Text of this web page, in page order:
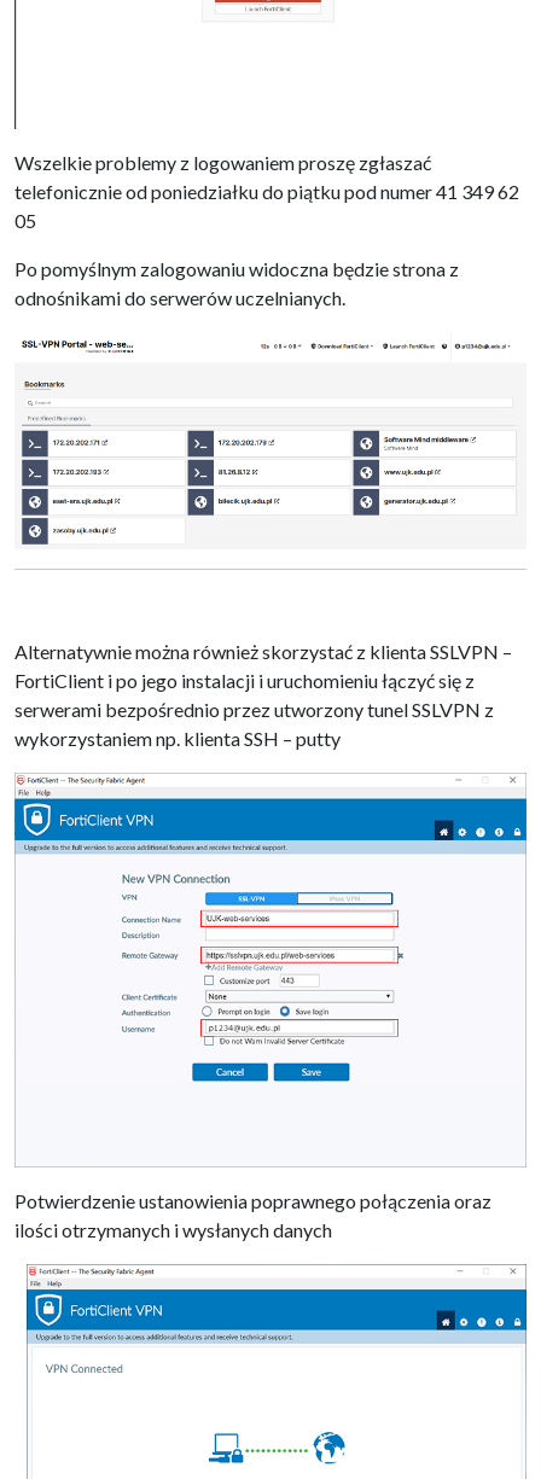
Wszelkie problemy z logowaniem proszę zgłaszać
telefonicznie od poniedziałku do piątku pod numer 41 349 62
05
Po pomyślnym zalogowaniu widoczna będzie strona z
odnośnikami do serwerów uczelnianych.
Alternatywnie można również skorzystać z klienta SSLVPN –
FortiClient i po jego instalacji i uruchomieniu łączyć się z
serwerami bezpośrednio przez utworzony tunel SSLVPN z
wykorzystaniem np. klienta SSH – putty
Potwierdzenie ustanowienia poprawnego połączenia oraz
ilości otrzymanych i wysłanych danych